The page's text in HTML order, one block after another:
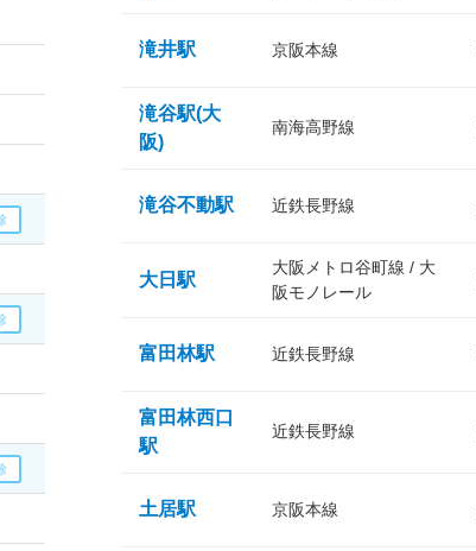
滝井駅 京阪本線
滝谷駅(大
阪)
南海高野線
滝谷不動駅 近鉄長野線
大日駅
大阪メトロ谷町線 / 大
阪モノレール
富田林駅 近鉄長野線
富田林西口
駅
近鉄長野線
土居駅 京阪本線